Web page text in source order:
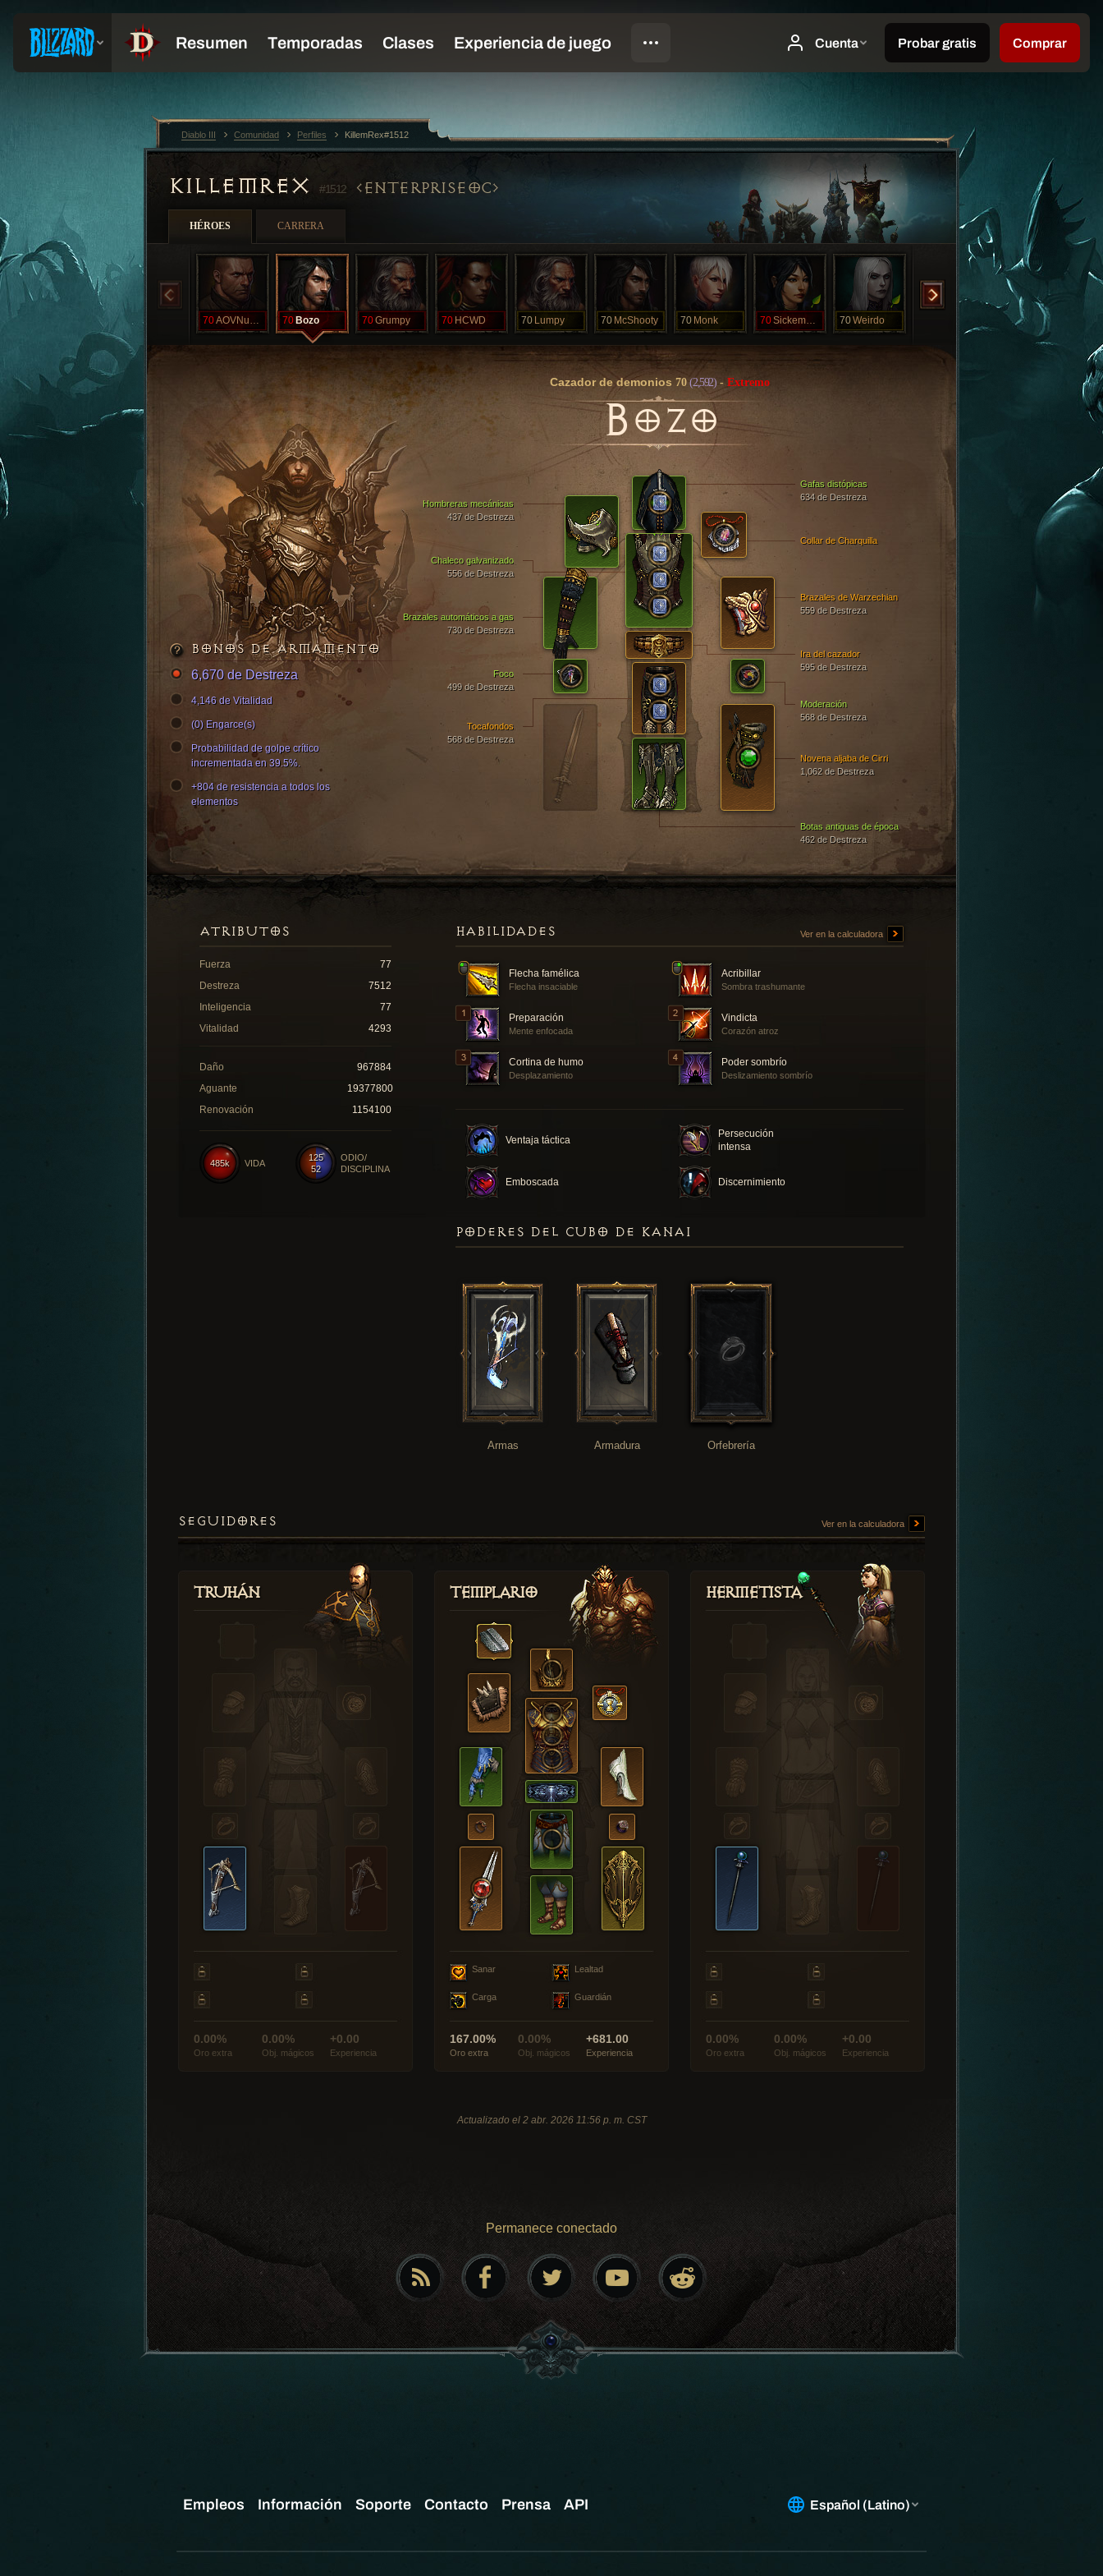
KILLEMREX #1512 ENTERPRISEOC
HÉROES CARRERA
70 AOVNumpty 70 Bozo 70Grumpy 70 HCWD 70 Lumpy 70 McShooty 70 Monk 70 SickemRex 70Weirdo 70 ndhndtyhtyh
Cazador de demonios 70 (2,592) - Extremo
BOZO
Gafas distópicas
634 de Destreza
Chaleco galvanizado
556 de Destreza
Botas antiguas de época
462 de Destreza
Brazales automáticos a gas
730 de Destreza
Hombreras mecánicas
437 de Destreza
Tocafondos
568 de Destreza
Brazales de Warzechian
559 de Destreza
Novena aljaba de Cirri
1,062 de Destreza
Ira del cazador
595 de Destreza
Moderación
568 de Destreza
Foco
499 de Destreza
Collar de Charquilla
BONOS DE ARMAMENTO
6,670 de Destreza
4,146 de Vitalidad
(0) Engarce(s)
Probabilidad de golpe crítico
incrementada en 39.5%.
+804 de resistencia a todos los
elementos
HABILIDADES Ver en la calculadora
Flecha famélica
Flecha insaciable
Acribillar
Sombra trashumante
Preparación
Mente enfocada
Vindicta
Corazón atroz
Cortina de humo
Desplazamiento
Poder sombrío
Deslizamiento sombrío
Ventaja táctica
Persecución
intensa
Emboscada Discernimiento
ATRIBUTOS
Fuerza
77
Destreza
7512
Inteligencia
77
Vitalidad
4293
Daño
967884
Aguante
19377800
Renovación
1154100
125
52
ODIO/
DISCIPLINA
485k VIDA
PODERES DEL CUBO DE KANAI
Armas Armadura Orfebrería
SEGUIDORES Ver en la calculadora
Truhán
0.00%
Oro extra
0.00%
Obj. mágicos
+0.00
Experiencia
Templario
Sanar Lealtad
Carga Guardián
167.00%
Oro extra
0.00%
Obj. mágicos
+681.00
Experiencia
Hermetista
0.00%
Oro extra
0.00%
Obj. mágicos
+0.00
Experiencia
Actualizado el 2 abr. 2026 11:56 p. m. CST
Permanece conectado
Diablo III Comunidad Perfiles KillemRex#1512